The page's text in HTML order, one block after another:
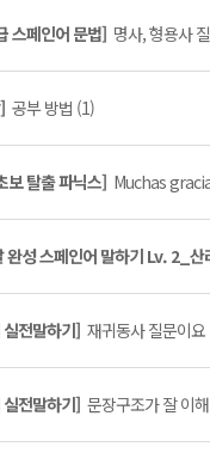
스페인어 문법] 명사, 형용사
공부 방법 (1)
보 탈출 파닉스] Muchas
완성 스페인어 말하기 Lv. 2_
전말하기] 재귀동사 질문이요
전말하기] 문장구조가 잘 이